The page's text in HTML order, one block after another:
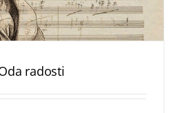
radosti